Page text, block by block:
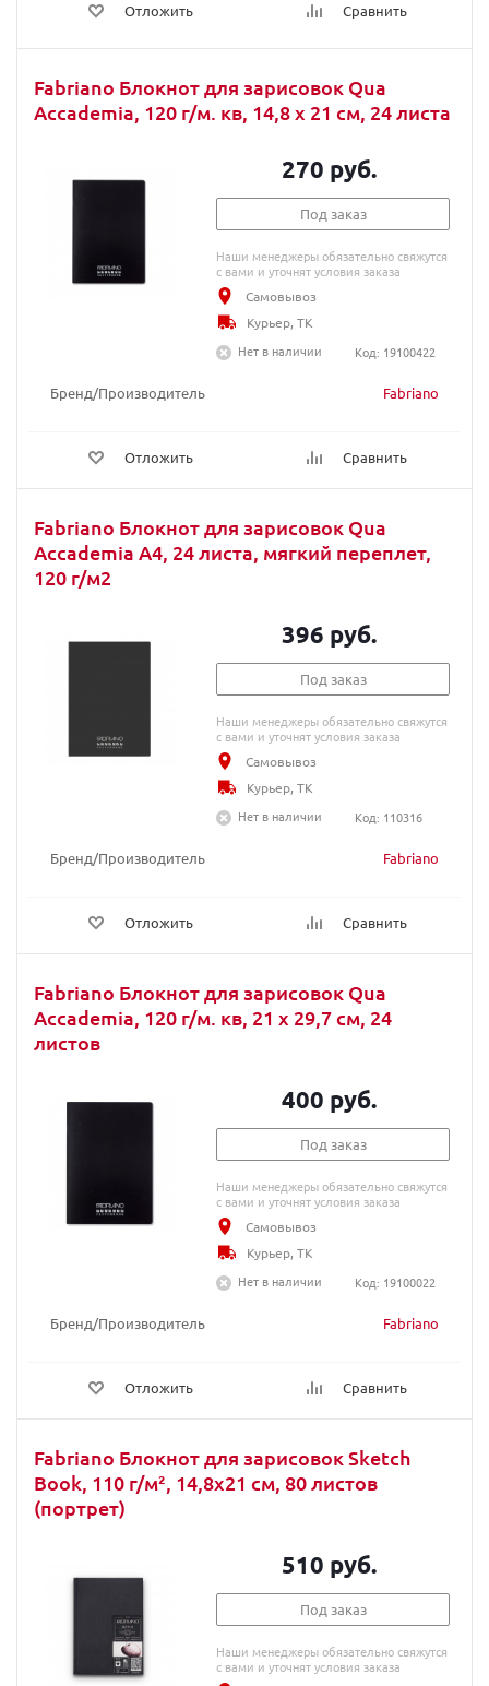
Отложить Сравнить
Fabriano Блокнот для зарисовок Qua
Accademia, 120 г/м. кв, 14,8 x 21 см, 24 листа
Бренд/Производитель Fabriano
Отложить Сравнить
270 руб.
Под заказ
Наши менеджеры обязательно свяжутся
с вами и уточнят условия заказа
Самовывоз
Курьер, ТК
Нет в наличии
Код: 19100422
Fabriano Блокнот для зарисовок Qua
Accademia А4, 24 листа, мягкий переплет,
120 г/м2
Бренд/Производитель Fabriano
Отложить Сравнить
396 руб.
Под заказ
Наши менеджеры обязательно свяжутся
с вами и уточнят условия заказа
Самовывоз
Курьер, ТК
Нет в наличии
Код: 110316
Fabriano Блокнот для зарисовок Qua
Accademia, 120 г/м. кв, 21 x 29,7 см, 24
листов
Бренд/Производитель Fabriano
Отложить Сравнить
400 руб.
Под заказ
Наши менеджеры обязательно свяжутся
с вами и уточнят условия заказа
Самовывоз
Курьер, ТК
Нет в наличии
Код: 19100022
Fabriano Блокнот для зарисовок Sketch
Book, 110 г/м², 14,8x21 см, 80 листов
(портрет)
510 руб.
Под заказ
Наши менеджеры обязательно свяжутся
с вами и уточнят условия заказа